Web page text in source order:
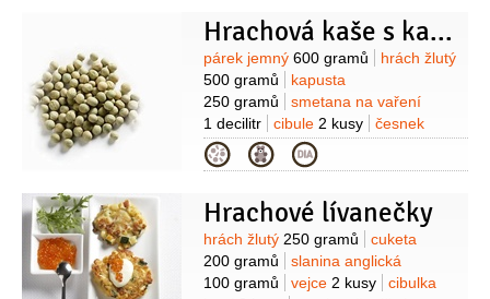
Hrachová kaše s kapustou
Suroviny
párek jemný 600 gramů
hrách žlutý
500 gramů
kapusta
250 gramů
smetana na vaření
1 decilitr
cibule 2 kusy
česnek
2 stroužky
olej slunečnicový
pšeničná hladká1 lžíce sůl
Kategorie
Hrachové lívanečky
Suroviny
hrách žlutý 250 gramů
cuketa
200 gramů
slanina anglická
100 gramů
vejce 2 kusy
cibulka